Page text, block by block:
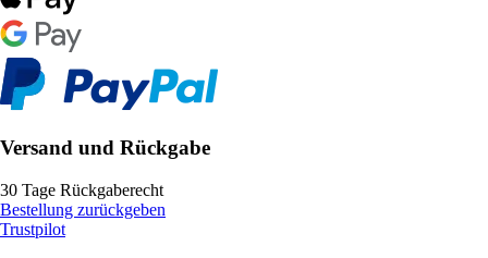
Versand und Rückgabe
30 Tage Rückgaberecht
Bestellung zurückgeben
Trustpilot